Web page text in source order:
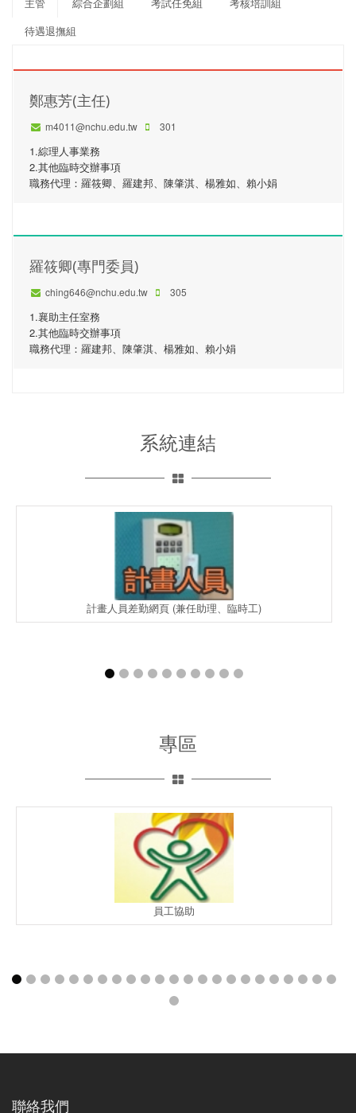
待遇退撫組
鄭惠芳(主任)
m4011@nchu.edu.tw 301
1.綜理人事業務
2.其他臨時交辦事項
職務代理：羅筱卿、羅建邦、陳肇淇、楊雅如、賴小娟
羅筱卿(專門委員)
ching646@nchu.edu.tw 305
1.襄助主任室務
2.其他臨時交辦事項
職務代理：羅建邦、陳肇淇、楊雅如、賴小娟
系統連結
計畫人員差勤網頁 (兼任助理、臨時工)
專區
員工協助
聯絡我們